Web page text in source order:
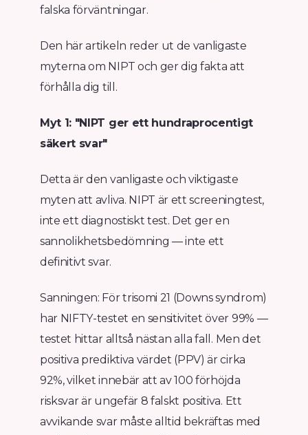
falska förväntningar.
Den här artikeln reder ut de vanligaste
myterna om NIPT och ger dig fakta att
förhålla dig till.
Myt 1: "NIPT ger ett hundraprocentigt
säkert svar"
Detta är den vanligaste och viktigaste
myten att avliva. NIPT är ett screeningtest,
inte ett diagnostiskt test. Det ger en
sannolikhetsbedömning — inte ett
definitivt svar.
Sanningen: För trisomi 21 (Downs syndrom)
har NIFTY-testet en sensitivitet över 99% —
testet hittar alltså nästan alla fall. Men det
positiva prediktiva värdet (PPV) är cirka
92%, vilket innebär att av 100 förhöjda
risksvar är ungefär 8 falskt positiva. Ett
avvikande svar måste alltid bekräftas med